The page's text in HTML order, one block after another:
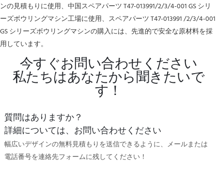
ンの見積もりに使用、中国スペアパーツ T47-013991/2/3/4-001 GS シリ
ーズボウリングマシン工場に使用、スペアパーツ T47-013991 /2/3/4-001
GS シリーズボウリングマシンの購入には、先進的で安全な原材料を採
用しています。
今すぐお問い合わせください
私たちはあなたから聞きたいで
す！
質問はありますか？
詳細については、お問い合わせください
幅広いデザインの無料見積もりを送信できるように、メールまたは
電話番号を連絡先フォームに残してください！